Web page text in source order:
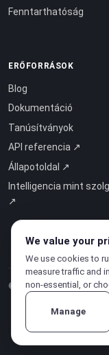
Fenntarthatóság
ERŐFORRÁSOK
Blog
Dokumentáció
Tanúsítványok
API referencia ↗
Állapotoldal ↗
Intelligencia mint
↗
© 2026 CloudSigma
We value your
We use cookies to
measure traffic and
non-essential, or
Manage